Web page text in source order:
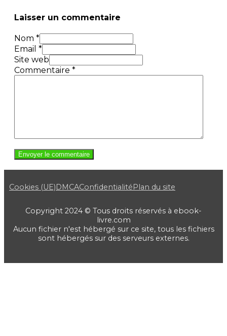
Laisser un commentaire
Nom *
Email *
Site web
Commentaire *
Cookies (UE)DMCAConfidentialitéPlan du site
Copyright 2024 © Tous droits réservés à ebook-
livre.com
Aucun fichier n'est hébergé sur ce site, tous les fichiers
sont hébergés sur des serveurs externes.